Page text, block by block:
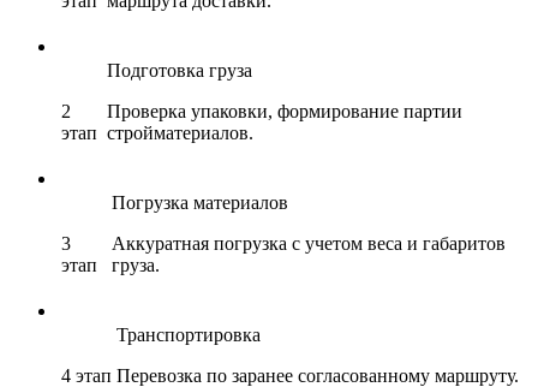
2
этап
Подготовка груза
Проверка упаковки, формирование партии
стройматериалов.
3
этап
Погрузка материалов
Аккуратная погрузка с учетом веса и габаритов
груза.
4 этап
Транспортировка
Перевозка по заранее согласованному маршруту.